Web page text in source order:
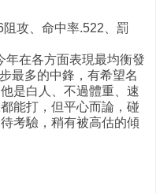
攻、命中率.522、罰
年在各方面表現最均衡發
最多的中鋒，有希望名
是白人、不過體重、速
能打，但平心而論，碰
考驗，稍有被高估的傾